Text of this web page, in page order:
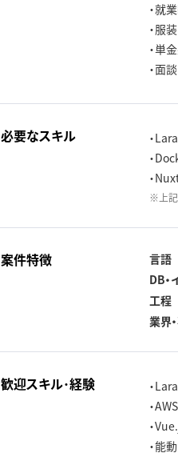
・就
・服
・単
・面
必要なスキル
・
・
・
※上記
案件特徴 言語
DB・
工程
業界
歓迎スキル･経験
・
・
・
・能